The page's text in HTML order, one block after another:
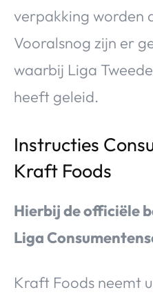
verpakking worden
Vooralsnog zijn er
waarbij Liga
heeft geleid.
Instructies
Kraft Foods
Hierbij de officiële
Liga
Kraft Foods neemt